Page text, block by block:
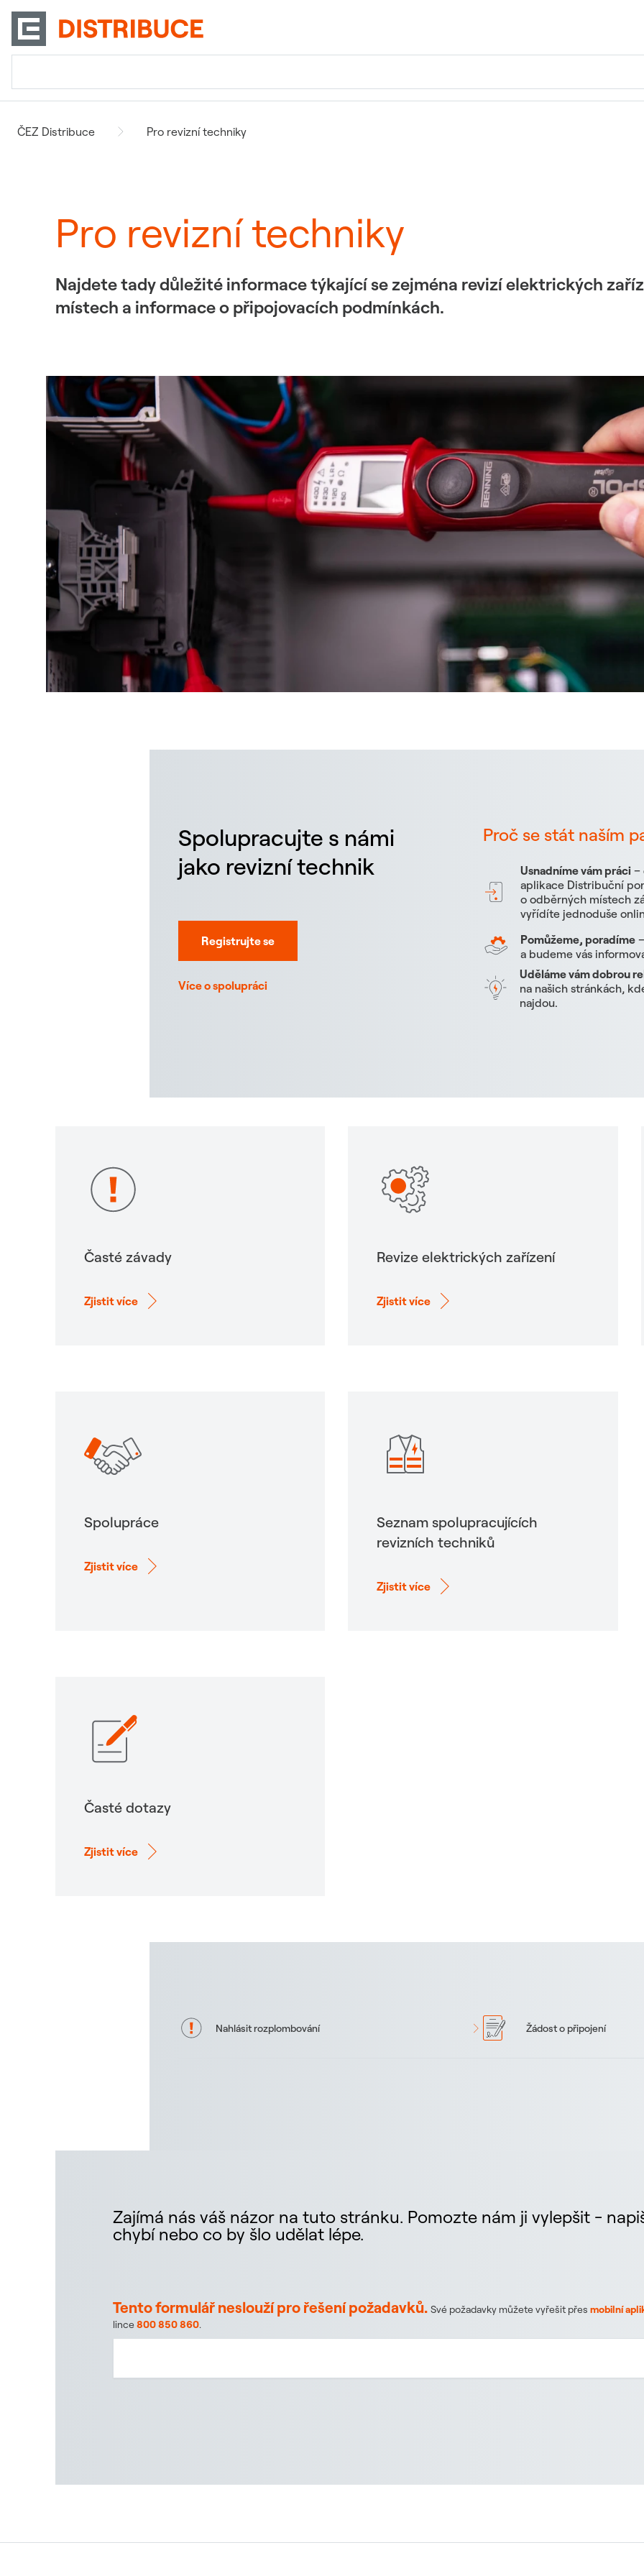
ČEZ Distribuce Pro revizní techniky
Pro revizní techniky
Najdete tady důležité informace týkající se zejména revizí elektrických
místech a informace o připojovacích podmínkách.
Spolupracujte s námi
jako revizní technik
Registrujte se
Více o spolupráci
Proč se stát naším
Usnadníme vám práci –
aplikace Distribuční
o odběrných místech
vyřídíte jednoduše
Pomůžeme, poradíme
a budeme vás
Uděláme vám dobrou
na našich stránkách,
najdou.
Časté závady
Zjistit více
Revize elektrických zařízení
Zjistit více
Spolupráce
Zjistit více
Seznam spolupracujících
revizních techniků
Zjistit více
Časté dotazy
Zjistit více
Nahlásit rozplombování Žádost o připojení
Zajímá nás váš názor na tuto stránku. Pomozte nám ji vylepšit -
chybí nebo co by šlo udělat lépe.
Tento formulář neslouží pro řešení požadavků. Své požadavky můžete vyřešit přes mobilní
lince800 850 860.